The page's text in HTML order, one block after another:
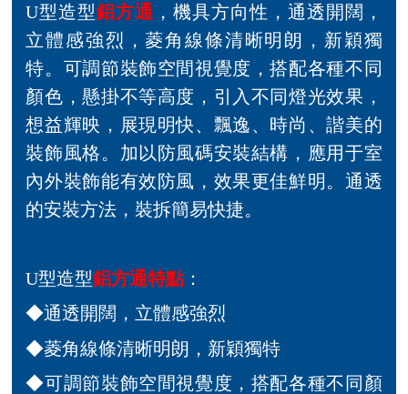
U型造型鋁方通 ，機具方向性，通透開闊，
立體感強烈，菱角線條清晰明朗，新穎獨
特。可調節裝飾空間視覺度，搭配各種不同
顏色，懸掛不等高度，引入不同燈光效果，
想益輝映，展現明快、飄逸、時尚、諧美的
裝飾風格。加以防風碼安裝結構，應用于室
內外裝飾能有效防風，效果更佳鮮明。通透
的安裝方法，裝拆簡易快捷。
U型造型鋁方通特點：
◆通透開闊，立體感強烈
◆菱角線條清晰明朗，新穎獨特
◆可調節裝飾空間視覺度，搭配各種不同顏